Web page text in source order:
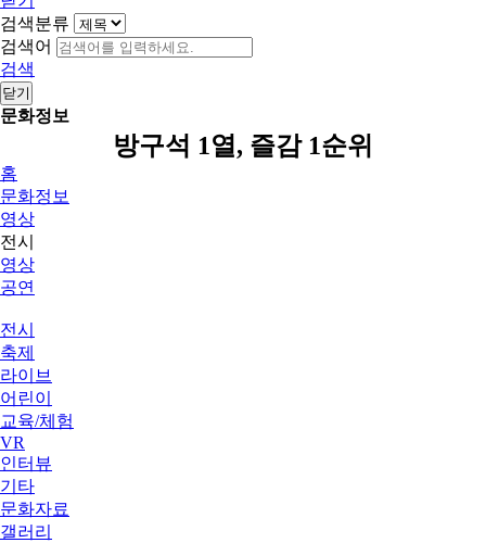
검색분류
검색어
검색
닫기
문화정보
방구석 1열, 즐감 1순위
홈
문화정보
영상
전시
영상
공연
전시
축제
라이브
어린이
교육/체험
VR
인터뷰
기타
문화자료
갤러리